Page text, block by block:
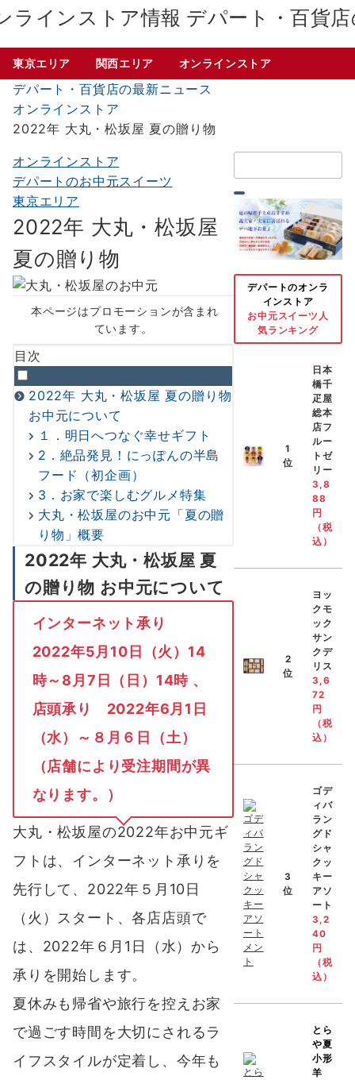
デパート・百貨
東京エリア 関西エリア オンラインストア
デパート・百貨店の最新ニュース
オンラインストア
2022年 大丸・松坂屋 夏の贈り物
オンラインストア
デパートのお中元スイーツ
東京エリア
2022年 大丸・松坂屋
夏の贈り物
本ページはプロモーションが含まれ
ています。
目次
2022年 大丸・松坂屋 夏の贈り物
お中元について
１．明日へつなぐ幸せギフト
2．絶品発見！にっぽんの半島
フード（初企画）
3．お家で楽しむグルメ特集
大丸・松坂屋のお中元「夏の贈
り物」概要
2022年 大丸・松坂屋 夏
の贈り物 お中元について
インターネット承り
2022年5月10日（火）14
時～8月7日（日）14時 、
店頭承り 2022年6月1日
（水）～８月６日（土）
（店舗により受注期間が異
なります。）
大丸・松坂屋の2022年お中元ギ
フトは、インターネット承りを
先行して、2022年５月10日
（火）スタート、各店店頭で
は、2022年６月1日（水）から
承りを開始します。
夏休みも帰省や旅行を控えお家
で過ごす時間を大切にされるラ
イフスタイルが定着し、今年も
索：
デパートのオンラ
インストア
お中元スイーツ人
気ランキング
1
位
日本
橋千
疋屋
総本
店フ
ルー
トゼ
リー
3,8
88
円
（税
込）
2
位
ヨッ
クモ
ック
サン
クデ
リス
3,6
72
円
（税
込）
3
位
ゴデ
ィバ
ラン
グド
シャ
クッ
キー
アソ
ート
3,2
40
円
（税
込）
とら
や夏
小形
羊